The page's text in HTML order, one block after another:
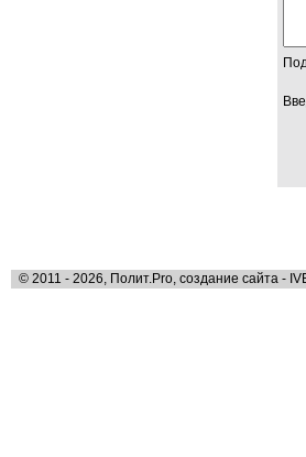
© 2011 - 2026, Полит.Pro, создание сайта -